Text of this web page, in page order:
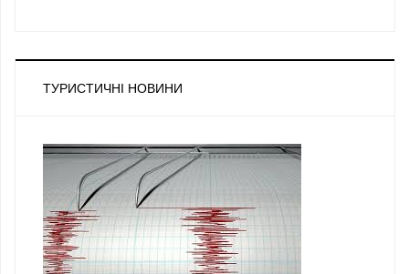
ТУРИСТИЧНІ НОВИНИ